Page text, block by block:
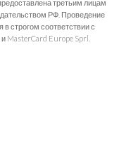
третьим лицам
РФ. Проведение
строгом соответствии с
MasterCard Europe Sprl.